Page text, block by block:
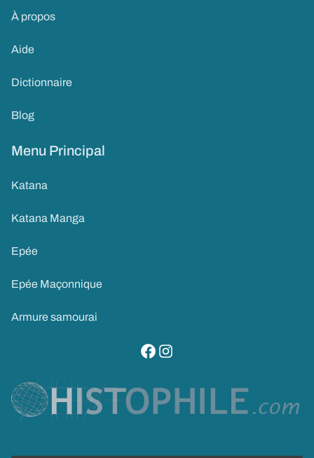
À propos
Aide
Dictionnaire
Blog
Menu Principal
Katana
Katana Manga
Epée
Epée Maçonnique
Armure samourai
visitez notre page facebook
suivez notre compte instagram